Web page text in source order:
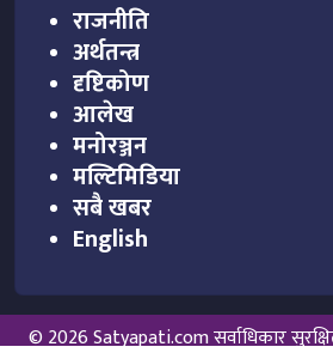
राजनीति
अर्थतन्त्र
दृष्टिकोण
आलेख
मनोरञ्जन
मल्टिमिडिया
सबै खबर
English
© 2026 Satyapati.com सर्वाधिकार